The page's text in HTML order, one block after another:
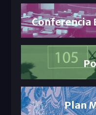
Conferencia
Plan